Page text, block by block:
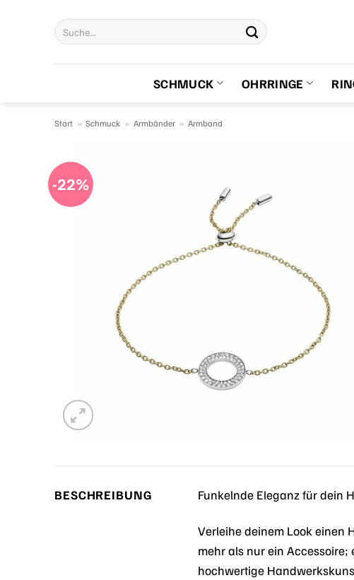
Suchen
nach:
SCHMUCK OHRRINGE
Start » Schmuck » Armbänder » Armband
-22%
BESCHREIBUNG Funkelnde Eleganz für dein
Verleihe deinem Look einen
mehr als nur ein
hochwertige